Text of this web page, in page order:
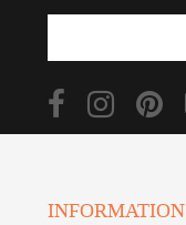
INFORMATION